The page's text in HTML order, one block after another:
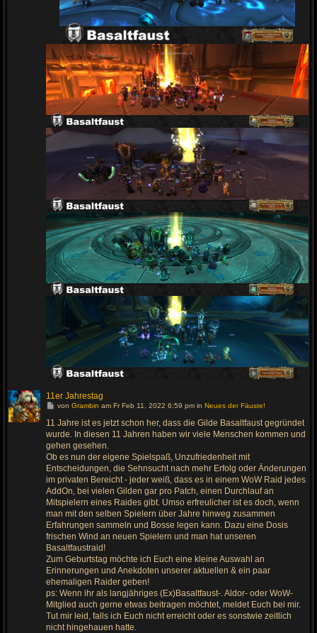
11er Jahrestag
G
e
z
u
l
e
z
t
e
n
B
e
i
t
r
a
g
von Grambin am Fr Feb 11, 2022 6:59 pm in Neues der Fäuste!
11 Jahre ist es jetzt schon her, dass die Gilde Basaltfaust gegründet
wurde. In diesen 11 Jahren haben wir viele Menschen kommen und
gehen gesehen.
Ob es nun der eigene Spielspaß, Unzufriedenheit mit
Entscheidungen, die Sehnsucht nach mehr Erfolg oder Änderungen
im privaten Bereicht - jeder weiß, dass es in einem WoW Raid jedes
AddOn, bei vielen Gilden gar pro Patch, einen Durchlauf an
Mitspielern eines Raides gibt. Umso erfreulicher ist es doch, wenn
man mit den selben Spielern über Jahre hinweg zusammen
Erfahrungen sammeln und Bosse legen kann. Dazu eine Dosis
frischen Wind an neuen Spielern und man hat unseren
Basaltfaustraid!
Zum Geburtstag möchte ich Euch eine kleine Auswahl an
Erinnerungen und Anekdoten unserer aktuellen & ein paar
ehemaligen Raider geben!
ps: Wenn ihr als langjähriges (Ex)Basaltfaust-. Aldor- oder WoW-
Mitglied auch gerne etwas beitragen möchtet, meldet Euch bei mir.
Tut mir leid, falls ich Euch nicht erreicht oder es sonstwie zeitlich
nicht hingehauen hatte.